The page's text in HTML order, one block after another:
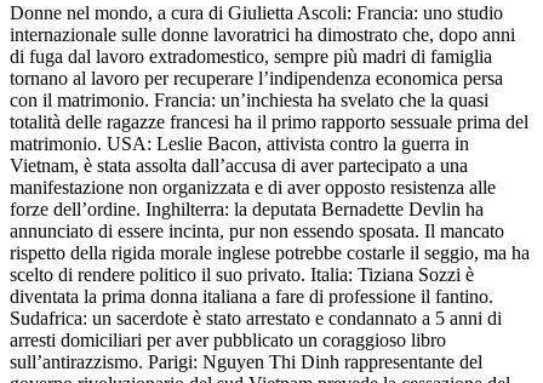
Donne nel mondo, a cura di Giulietta Ascoli: Francia: uno studio
internazionale sulle donne lavoratrici ha dimostrato che, dopo anni
di fuga dal lavoro extradomestico, sempre più madri di famiglia
tornano al lavoro per recuperare l’indipendenza economica persa
con il matrimonio. Francia: un’inchiesta ha svelato che la quasi
totalità delle ragazze francesi ha il primo rapporto sessuale prima del
matrimonio. USA: Leslie Bacon, attivista contro la guerra in
Vietnam, è stata assolta dall’accusa di aver partecipato a una
manifestazione non organizzata e di aver opposto resistenza alle
forze dell’ordine. Inghilterra: la deputata Bernadette Devlin ha
annunciato di essere incinta, pur non essendo sposata. Il mancato
rispetto della rigida morale inglese potrebbe costarle il seggio, ma ha
scelto di rendere politico il suo privato. Italia: Tiziana Sozzi è
diventata la prima donna italiana a fare di professione il fantino.
Sudafrica: un sacerdote è stato arrestato e condannato a 5 anni di
arresti domiciliari per aver pubblicato un coraggioso libro
sull’antirazzismo. Parigi: Nguyen Thi Dinh rappresentante del